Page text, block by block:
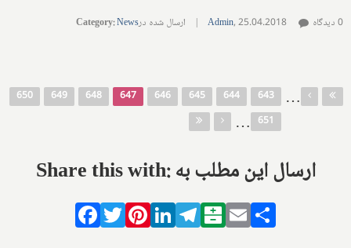
Admin,25.04.2018
| ارسال شده در Category:News 0 دیدگاه
صفحه‌ها
…
643
644
645
646
647
648
649
650
651
…
Share this with: ارسال این مطلب به
Facebook
TwitterPinterestLinkedIn
Telegram
Balatarin
Email